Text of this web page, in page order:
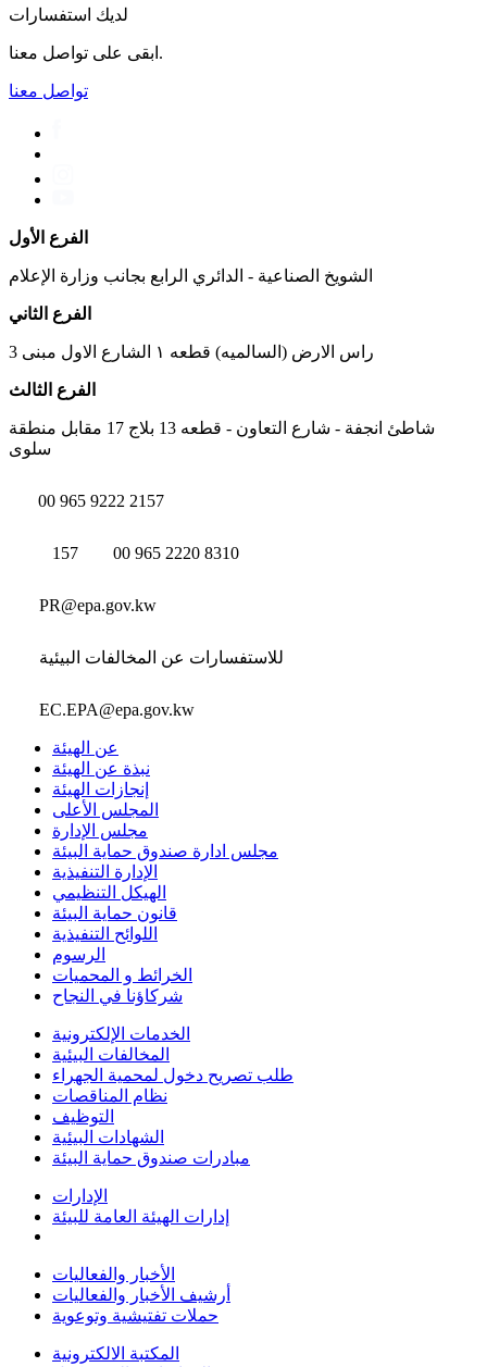
لديك استفسارات
ابقى على تواصل معنا.
تواصل معنا
الفرع الأول
الشويخ الصناعية - الدائري الرابع بجانب وزارة الإعلام
الفرع الثاني
راس الارض (السالميه) قطعه ١ الشارع الاول مبنى 3
الفرع الثالث
شاطئ انجفة - شارع التعاون - قطعه 13 بلاج 17 مقابل منطقة
سلوى
00 965 9222 2157
157 00 965 2220 8310
PR@epa.gov.kw
للاستفسارات عن المخالفات البيئية
EC.EPA@epa.gov.kw
عن الهيئة
نبذة عن الهيئة
إنجازات الهيئة
المجلس الأعلى
مجلس الإدارة
مجلس ادارة صندوق حماية البيئة
الإدارة التنفيذية
الهيكل التنظيمي
قانون حماية البيئة
اللوائح التنفيذية
الرسوم
الخرائط و المحميات
شركاؤنا في النجاح
الخدمات الإلكترونية
المخالفات البيئية
طلب تصريح دخول لمحمية الجهراء
نظام المناقصات
التوظيف
الشهادات البيئية
مبادرات صندوق حماية البيئة
الإدارات
إدارات الهيئة العامة للبيئة
الأخبار والفعاليات
أرشيف الأخبار والفعاليات
حملات تفتيشية وتوعوية
المكتبة الالكترونية